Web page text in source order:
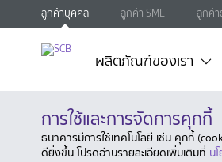
ลูกค้าบุคคล ลูกค้า SME ลูกค้
ผลิตภัณฑ์ของเรา
การใช้และการจัดการคุกกี้
ธนาคารมีการใช้เทคโนโลยี เช่น คุกกี้
ดียิ่งขึ้น โปรดอ่านรายละเอียดเพิ่มเติมที่ น